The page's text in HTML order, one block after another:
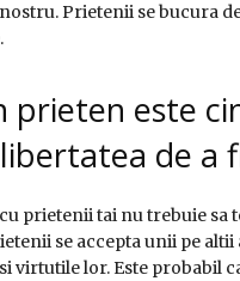
Prietenii se bucura
prieten este
de a
prietenii tai nu trebuie sa
se accepta unii pe altii
virtutile lor. Este probabil